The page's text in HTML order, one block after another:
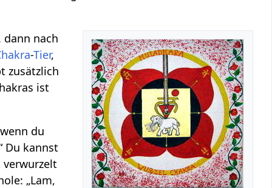
dann nach
-Tier,
zusätzlich
ist
du
Du kannst
„Lam,